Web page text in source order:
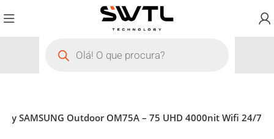
SAMSUNG Outdoor OM75A – 75 UHD 4000nit Wifi 24/7